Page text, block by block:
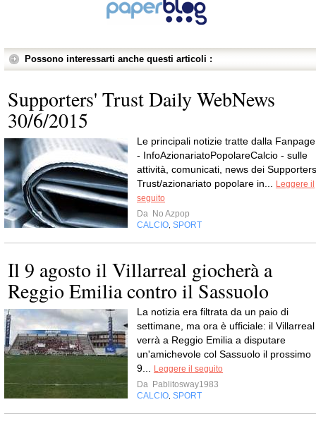
Possono interessarti anche questi articoli :
Supporters' Trust Daily WebNews
30/6/2015
Le principali notizie tratte dalla Fanpage
- InfoAzionariatoPopolareCalcio - sulle
attività, comunicati, news dei
Trust/azionariato popolare in...
Leggere il
seguito
Da No Azpop
CALCIO SPORT
Il 9 agosto il Villarreal giocherà a
Reggio Emilia contro il Sassuolo
La notizia era filtrata da un paio di
settimane, ma ora è ufficiale: il Villarreal
verrà a Reggio Emilia a disputare
un'amichevole col Sassuolo il prossimo
9...
Leggere il seguito
Da Pablitosway1983
CALCIO SPORT